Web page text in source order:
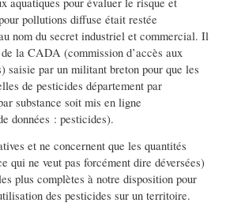
pollutions diffuse était restée
nom du secret industriel et commercial. Il
la CADA (commission d’accès aux
saisie par un militant breton pour que les
de pesticides département par
substance soit mis en ligne
données : pesticides).
et ne concernent que les quantités
qui ne veut pas forcément dire déversées)
plus complètes à notre disposition pour
des pesticides sur un territoire.